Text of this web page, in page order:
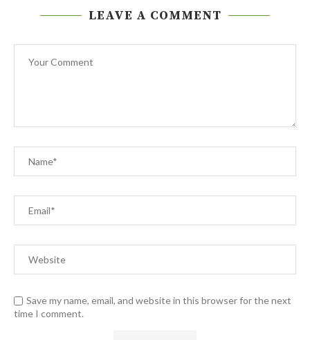
LEAVE A COMMENT
Save my name, email, and website in this browser for the next
time I comment.